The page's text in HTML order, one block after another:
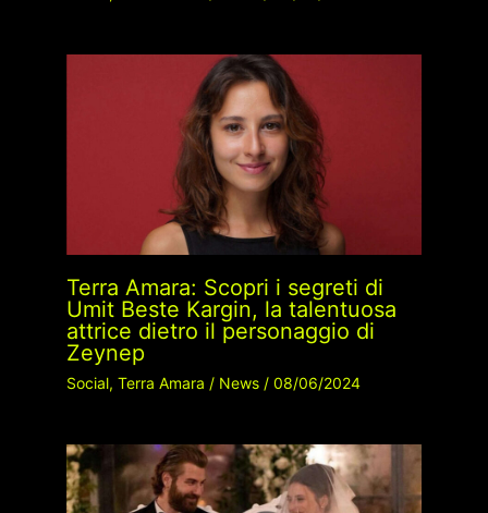
Terra Amara: Scopri i segreti di
Umit Beste Kargin, la talentuosa
attrice dietro il personaggio di
Zeynep
Social, Terra Amara / News/ 08/06/2024